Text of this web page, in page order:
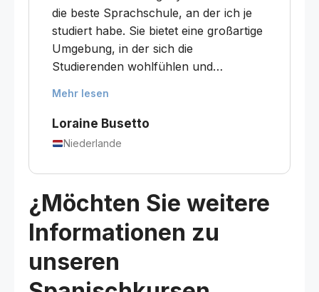
war einer der auffälligsten Aspekte der
Fokus auf den mündlichen Austausch,
der unglaublich hilfreich für die
Entwicklung meiner Sprechfähigkeiten
die beste Sprachschule, an der ich je
studiert habe. Sie bietet eine großartige
Umgebung, in der sich die
Studierenden wohlfühlen und
und hilfsbereit, und die Gastfamilien
werden den Aufenthalt unvergesslich
zwischen 2 und 6 Personen – sehr
klein im Vergleich zu anderen Schulen,
die ich besucht habe. Die Academia
verwendet eigene Lehrmaterialien, die
die tatsächlich in Uruguay gesprochene
Sprache verwenden und eine
Mischung aus relevanten,
Mehr lesen
Loraine Busetto
Niederlande
¿Möchten Sie weitere
Informationen zu
unseren